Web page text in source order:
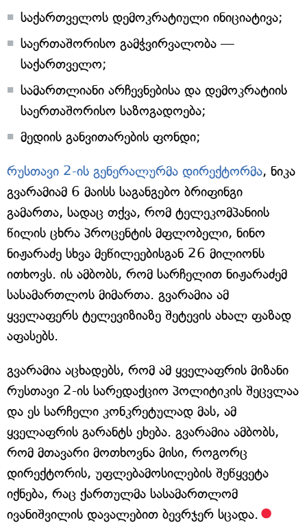
საქართველოს დემოკრატიული ინიციატივა;
საერთაშორისო გამჭვირვალობა —
საქართველო;
სამართლიანი არჩევნებისა და დემოკრატიის
საერთაშორისო საზოგადოება;
მედიის განვითარების ფონდი;
რუსთავი 2-ის გენერალურმა დირექტორმა, ნიკა
გვარამიამ 6 მაისს საგანგებო ბრიფინგი
გამართა, სადაც თქვა, რომ ტელეკომპანიის
წილის ცხრა პროცენტის მფლობელი, ნინო
ნიჟარაძე სხვა მეწილეებისგან 26 მილიონს
ითხოვს. ის ამბობს, რომ სარჩელით ნიჟარაძემ
სასამართლოს მიმართა. გვარამია ამ
ყველაფერს ტელევიზიაზე შეტევის ახალ ფაზად
აფასებს.
გვარამია აცხადებს, რომ ამ ყველაფრის მიზანი
რუსთავი 2-ის სარედაქციო პოლიტიკის შეცვლაა
და ეს სარჩელი კონკრეტულად მას, ამ
ყველაფრის გარანტს ეხება. გვარამია ამბობს,
რომ მთავარი მოთხოვნა მისი, როგორც
დირექტორის, უფლებამოსილების შეწყვეტა
იქნება, რაც ქართულმა სასამართლომ
ივანიშვილის დავალებით ბევრჯერ სცადა.